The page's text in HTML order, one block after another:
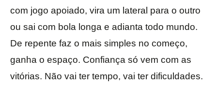
com jogo apoiado, vira um lateral para o outro
ou sai com bola longa e adianta todo mundo.
De repente faz o mais simples no começo,
ganha o espaço. Confiança só vem com as
vitórias. Não vai ter tempo, vai ter dificuldades.